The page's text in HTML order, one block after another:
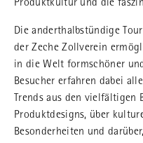
Produktkultur und die
Die anderthalbstündige
der Zeche Zollverein
in die Welt formschöner
Besucher erfahren dabei
Trends aus den vielfältigen
Produktdesigns, über
Besonderheiten und